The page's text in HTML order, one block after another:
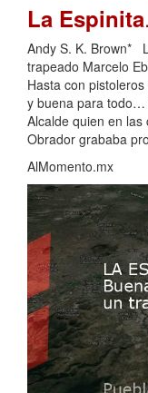
La Espinita
Andy S. K. Brown*
trapeado Marcelo
Hasta con
y buena para todo…
Alcalde quien en
Obrador grababa
AlMomento.mx